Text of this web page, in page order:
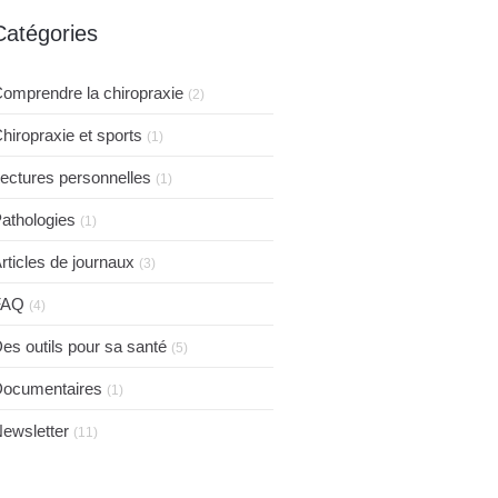
la chiropraxie (2)
et sports (1)
personnelles (1)
(1)
de journaux (3)
(4)
outils pour sa santé (5)
(1)
(11)